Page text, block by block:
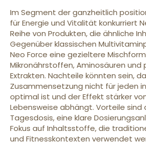
Im Segment der ganzheitlich
für Energie und Vitalität konkurriert
Reihe von Produkten, die ähnliche
Gegenüber klassischen
Neo Force eine gezieltere
Mikronährstoffen, Aminosäuren und
Extrakten. Nachteile könnten sein,
Zusammensetzung nicht für jeden
optimal ist und der Effekt stärker
Lebensweise abhängt. Vorteile sind
Tagesdosis, eine klare
Fokus auf Inhaltsstoffe, die
und Fitnesskontexten verwendet